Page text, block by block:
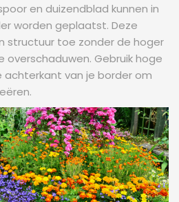
en duizendblad kunnen in
worden geplaatst. Deze
structuur toe zonder de hoger
Gebruik hoge
van je border om